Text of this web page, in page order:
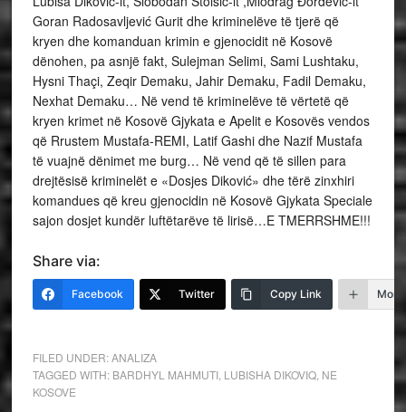
Goran Radosavljević Gurit dhe kriminelëve të tjerë që
kryen dhe komanduan krimin e gjenocidit në Kosovë
dënohen, pa asnjë fakt, Sulejman Selimi, Sami Lushtaku,
Hysni Thaçi, Zeqir Demaku, Jahir Demaku, Fadil Demaku,
Nexhat Demaku… Në vend të kriminelëve të vërtetë që
kryen krimet në Kosovë Gjykata e Apelit e Kosovës vendos
që Rrustem Mustafa-REMI, Latif Gashi dhe Nazif Mustafa
të vuajnë dënimet me burg… Në vend që të sillen para
drejtësisë kriminelët e «Dosjes Diković» dhe tërë zinxhiri
komandues që kreu gjenocidin në Kosovë Gjykata Speciale
sajon dosjet kundër luftëtarëve të lirisë…E TMERRSHME!!!
Share via:
Facebook Twitter Copy Link More
FILED UNDER:ANALIZA
TAGGED WITH: BARDHYL MAHMUTI, LUBISHA DIKOVIQ, NE
KOSOVE